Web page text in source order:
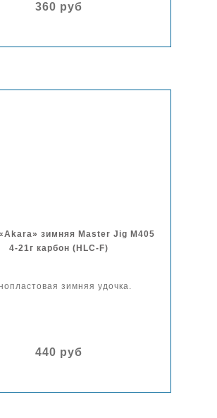
360 руб
зимняя Master Jig M405
4-21г карбон (HLC-F)
зимняя удочка.
440 руб